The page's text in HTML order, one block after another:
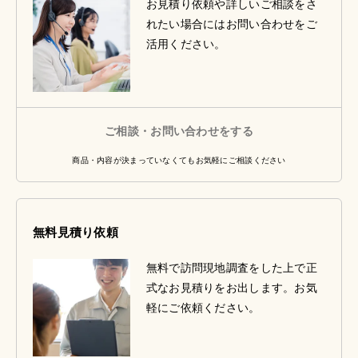
お見積り依頼や詳しいご相談をさ
れたい場合にはお問い合わせをご
活用ください。
ご相談・お問い合わせをする
商品・内容が決まっていなくてもお気軽にご相談ください
無料見積り依頼
無料で訪問現地調査をした上で正
式なお見積りをお出します。お気
軽にご依頼ください。